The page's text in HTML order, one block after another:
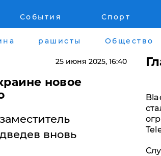
События Спорт
и в Крыму
Крыма
Лайф стайл
Стиль
рашисты Общество
25 июня 2025, 16:40
новое
вновь